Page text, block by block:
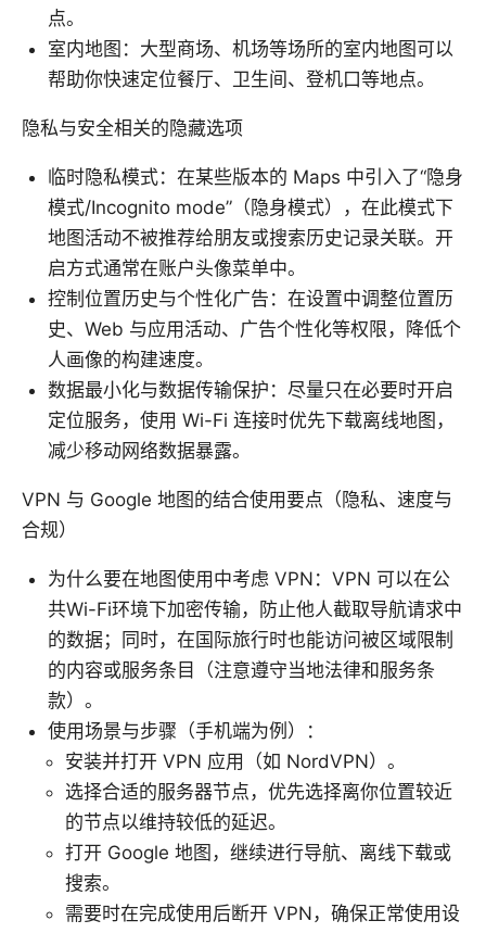
点。
室内地图：大型商场、机场等场所的室内地图可以
帮助你快速定位餐厅、卫生间、登机口等地点。
隐私与安全相关的隐藏选项
临时隐私模式：在某些版本的 Maps 中引入了“隐身
模式/Incognito mode”（隐身模式），在此模式下
地图活动不被推荐给朋友或搜索历史记录关联。开
启方式通常在账户头像菜单中。
控制位置历史与个性化广告：在设置中调整位置历
史、Web 与应用活动、广告个性化等权限，降低个
人画像的构建速度。
数据最小化与数据传输保护：尽量只在必要时开启
定位服务，使用 Wi-Fi 连接时优先下载离线地图，
减少移动网络数据暴露。
VPN 与 Google 地图的结合使用要点（隐私、速度与
合规）
为什么要在地图使用中考虑 VPN：VPN 可以在公
共Wi-Fi环境下加密传输，防止他人截取导航请求中
的数据；同时，在国际旅行时也能访问被区域限制
的内容或服务条目（注意遵守当地法律和服务条
款）。
使用场景与步骤（手机端为例）：
安装并打开 VPN 应用（如 NordVPN）。
选择合适的服务器节点，优先选择离你位置较近
的节点以维持较低的延迟。
打开 Google 地图，继续进行导航、离线下载或
搜索。
需要时在完成使用后断开 VPN，确保正常使用设